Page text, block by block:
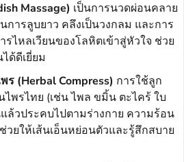
Massage) เป็นการนวดผ่อนคลาย
การลูบยาว คลึงเป็นวงกลม และการ
รไหลเวียนของโลหิตเข้าสู่หัวใจ ช่วย
ด้ดีเยี่ยม
(Herbal Compress) การใช้ลูก
พรไทย (เช่น ไพล ขมิ้น ตะไคร้ ใบ
ล้วประคบไปตามร่างกาย ความร้อน
วยให้เส้นเอ็นหย่อนตัวและรู้สึกสบาย